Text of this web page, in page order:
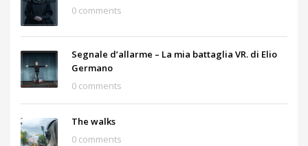
0 comments
Segnale d’allarme – La mia battaglia VR. di Elio
Germano
0 comments
The walks
0 comments